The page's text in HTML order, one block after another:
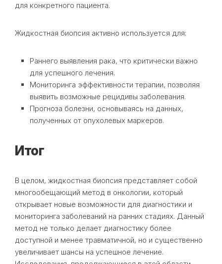
для конкретного пациента.
Жидкостная биопсия активно используется для:
Раннего выявления рака, что критически важно
для успешного лечения.
Мониторинга эффективности терапии, позволяя
выявить возможные рецидивы заболевания.
Прогноза болезни, основываясь на данных,
полученных от опухолевых маркеров.
Итог
В целом, жидкостная биопсия представляет собой
многообещающий метод в онкологии, который
открывает новые возможности для диагностики и
мониторинга заболеваний на ранних стадиях. Данный
метод не только делает диагностику более
доступной и менее травматичной, но и существенно
увеличивает шансы на успешное лечение.